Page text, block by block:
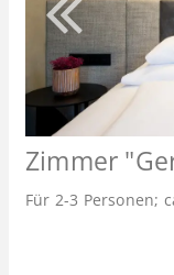
Zimmer
Für 2-3 Personen;